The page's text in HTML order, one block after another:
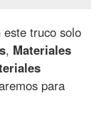
truco solo
, Materiales
para